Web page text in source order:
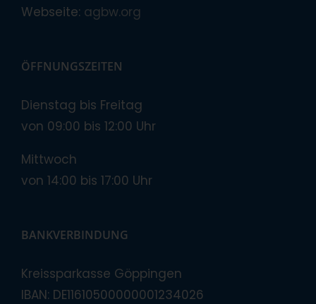
Webseite: agbw.org
ÖFFNUNGSZEITEN
Dienstag bis Freitag
von 09:00 bis 12:00 Uhr
Mittwoch
von 14:00 bis 17:00 Uhr
BANKVERBINDUNG
Kreissparkasse Göppingen
IBAN: DE11610500000001234026